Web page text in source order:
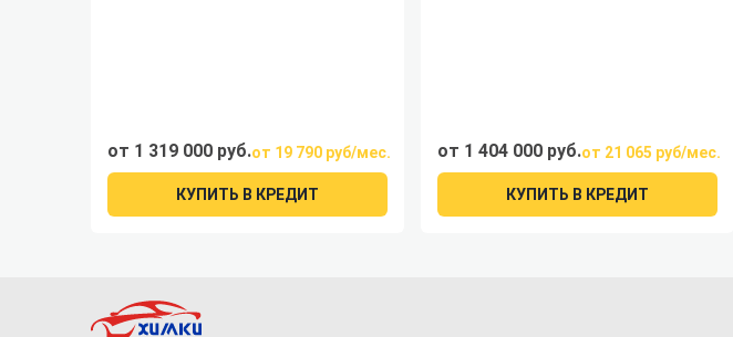
от 1 319 000 руб.от 19 790 руб/мес.
КУПИТЬ В КРЕДИТ
от 1 404 000 руб.от 21 065 руб/мес.
КУПИТЬ В КРЕДИТ